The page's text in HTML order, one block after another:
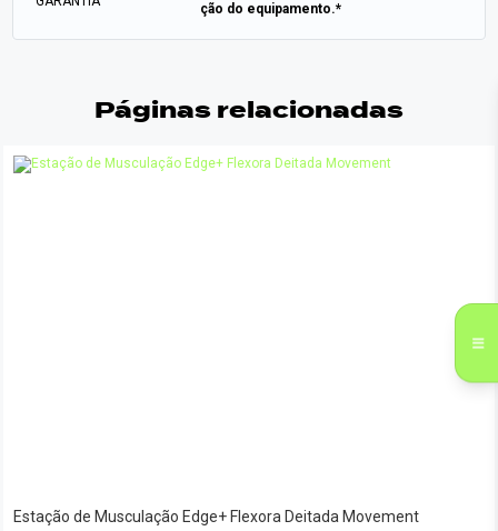
ção do equipamento.*
Páginas relacionadas
Estação de Musculação Edge+ Flexora Deitada Movement